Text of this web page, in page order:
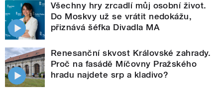
Všechny hry zrcadlí můj osobní život.
Do Moskvy už se vrátit nedokážu,
přiznává šéfka Divadla MA
Renesanční skvost Královské zahrady.
Proč na fasádě Míčovny Pražského
hradu najdete srp a kladivo?